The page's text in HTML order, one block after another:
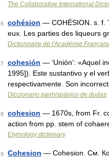
The Collaborative International
6 cohésion — COHÉSION. s. f.
eux. Les parties des liqueurs
Dictionnaire de l'Académie
7 cohesión — ‘Unión’: «Aquel
1995]). Este sustantivo y el
respectivamente. Son
Diccionario panhispánico de dudas
8 cohesion — 1670s, from Fr.
action from pp. stem of
Etymology dictionary
9 Cohesion — Cohesion. См.